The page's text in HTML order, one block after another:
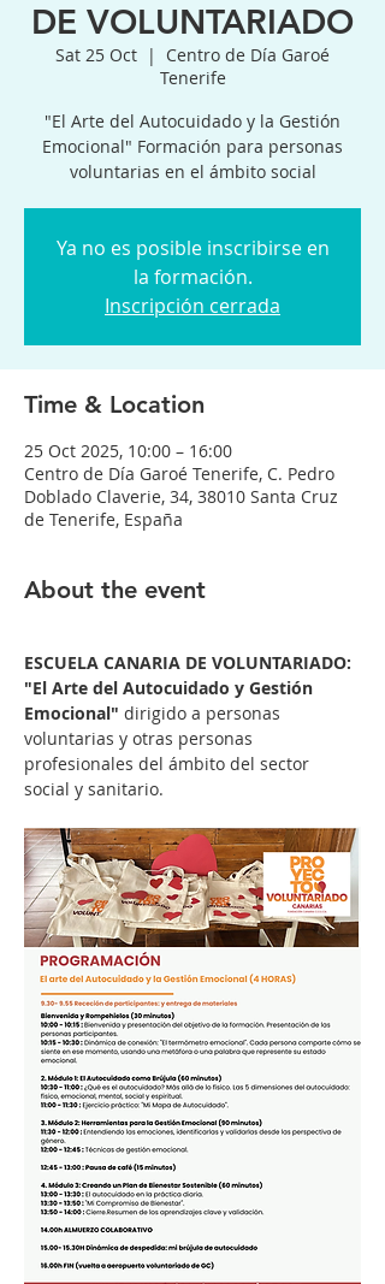
DE VOLUNTARIADO
Sat 25 Oct
  |
Centro de Día Garoé
Tenerife
"El Arte del Autocuidado y la Gestión
Emocional" Formación para personas
voluntarias en el ámbito social
Ya no es posible inscribirse en
la formación.
Inscripción cerrada
Time & Location
25 Oct 2025, 10:00 – 16:00
Centro de Día Garoé Tenerife, C. Pedro
Doblado Claverie, 34, 38010 Santa Cruz
de Tenerife, España
About the event
ESCUELA CANARIA DE VOLUNTARIADO:
"El Arte del Autocuidado y Gestión
Emocional" dirigido a personas
voluntarias y otras personas
profesionales del ámbito del sector
social y sanitario.